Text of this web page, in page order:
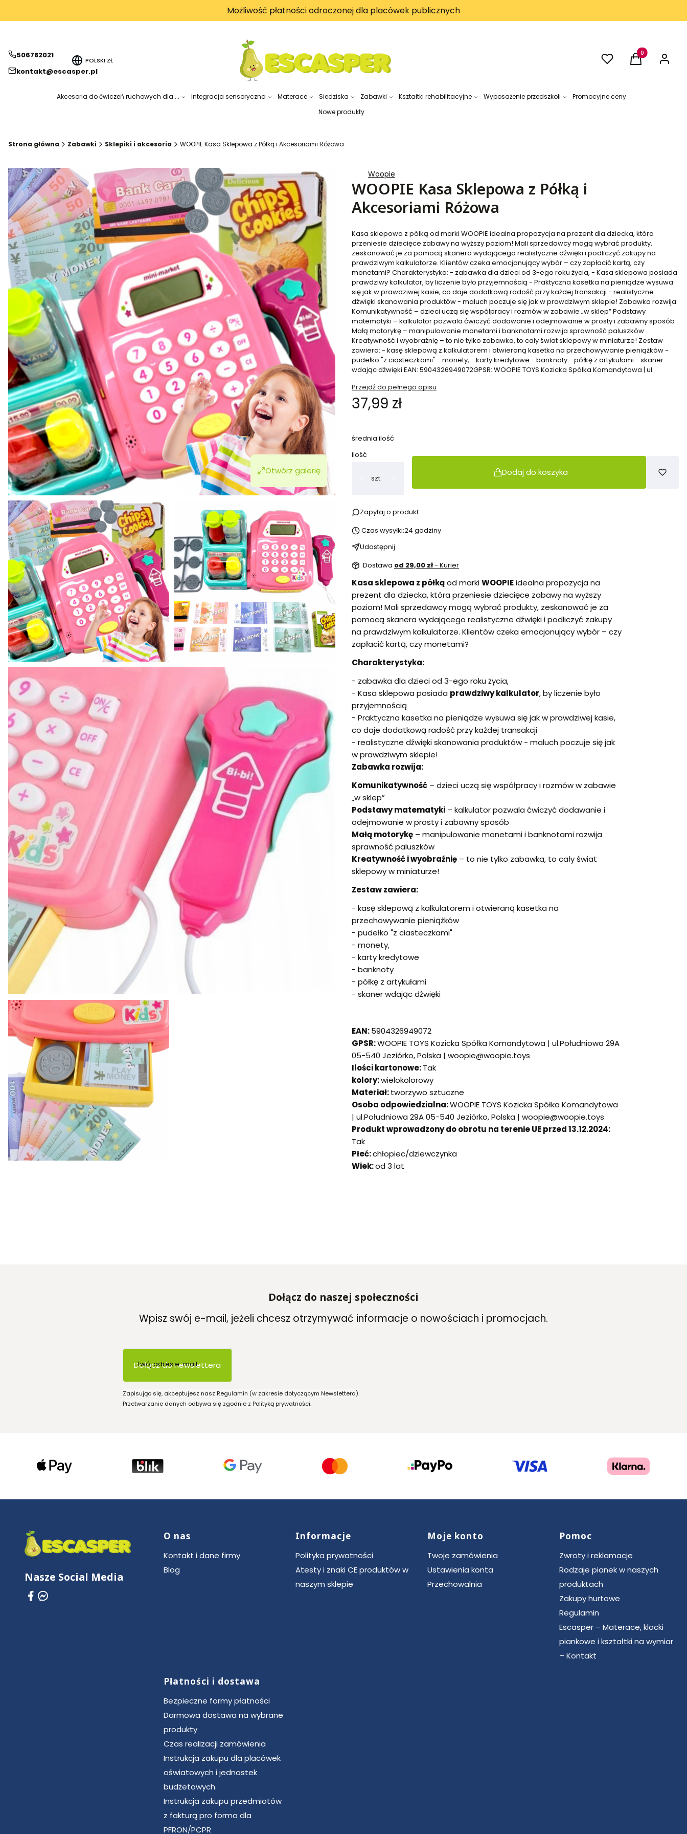
Możliwość płatności odroczonej dla placówek publicznych
506782021
kontakt@escasper.pl
POLSKI ZŁ UlubioneProdukty w
Koszyk Zaloguj
Akcesoria do ćwiczeń ruchowych dla ... Integracja sensoryczna Materace Siedziska Zabawki Kształtki rehabilitacyjne Wyposażenie przedszkoli
Promocyjne ceny
Nowe produkty
Strona główna Zabawki Sklepiki i akcesoria WOOPIE Kasa Sklepowa z Półką i Akcesoriami Różowa
Otwórz galerię
Woopie
WOOPIE Kasa Sklepowa z Półką i
Akcesoriami Różowa
Kasa sklepowa z półką od marki WOOPIE idealna propozycja na prezent dla dziecka, która
przeniesie dziecięce zabawy na wyższy poziom! Mali sprzedawcy mogą wybrać produkty,
zeskanować je za pomocą skanera wydającego realistyczne dźwięki i podliczyć zakupy na
prawdziwym kalkulatorze. Klientów czeka emocjonujący wybór – czy zapłacić kartą, czy
monetami? Charakterystyka: - zabawka dla dzieci od 3-ego roku życia, - Kasa sklepowa posiada
prawdziwy kalkulator, by liczenie było przyjemnością - Praktyczna kasetka na pieniądze wysuwa
się jak w prawdziwej kasie, co daje dodatkową radość przy każdej transakcji - realistyczne
dźwięki skanowania produktów - maluch poczuje się jak w prawdziwym sklepie! Zabawka rozwija:
Komunikatywność – dzieci uczą się współpracy i rozmów w zabawie „w sklep” Podstawy
matematyki – kalkulator pozwala ćwiczyć dodawanie i odejmowanie w prosty i zabawny sposób
Małą motorykę – manipulowanie monetami i banknotami rozwija sprawność paluszków
Kreatywność i wyobraźnię – to nie tylko zabawka, to cały świat sklepowy w miniaturze! Zestaw
zawiera: - kasę sklepową z kalkulatorem i otwieraną kasetka na przechowywanie pieniążków -
pudełko "z ciasteczkami" - monety, - karty kredytowe - banknoty - półkę z artykułami - skaner
wdając dźwięki EAN: 5904326949072GPSR: WOOPIE TOYS Kozicka Spółka Komandytowa | ul.
Przejdź do pełnego opisu
Cena
37,99 zł
średnia ilość
Ilość
szt.
Dodaj do koszyka
Zapytaj o produkt
Czas wysyłki:24 godziny
Udostępnij
Dostawa od 29,00 zł- Kurier
Kasa sklepowa z półkąod markiWOOPIEidealna propozycja na
prezent dla dziecka, która przeniesie dziecięce zabawy na wyższy
poziom! Mali sprzedawcy mogą wybrać produkty, zeskanować je za
pomocą skanera wydającego realistyczne dźwięki i podliczyć zakupy
na prawdziwym kalkulatorze. Klientów czeka emocjonujący wybór – czy
zapłacić kartą, czy monetami?
Charakterystyka:
- zabawka dla dzieci od 3-ego roku życia,
- Kasa sklepowa posiada prawdziwy kalkulator, by liczenie było
przyjemnością
- Praktyczna kasetka na pieniądze wysuwa się jak w prawdziwej kasie,
co daje dodatkową radość przy każdej transakcji
- realistyczne dźwięki skanowania produktów - maluch poczuje się jak
w prawdziwym sklepie!
Zabawka rozwija:
Komunikatywność – dzieci uczą się współpracy i rozmów w zabawie
„w sklep”
Podstawy matematyki – kalkulator pozwala ćwiczyć dodawanie i
odejmowanie w prosty i zabawny sposób
Małą motorykę – manipulowanie monetami i banknotami rozwija
sprawność paluszków
Kreatywność i wyobraźnię – to nie tylko zabawka, to cały świat
sklepowy w miniaturze!
Zestaw zawiera:
- kasę sklepową z kalkulatorem i otwieraną kasetka na
przechowywanie pieniążków
- pudełko "z ciasteczkami"
- monety,
- karty kredytowe
- banknoty
- półkę z artykułami
- skaner wdając dźwięki
EAN:5904326949072
GPSR:WOOPIE TOYS Kozicka Spółka Komandytowa | ul.Południowa 29A
05-540 Jeziórko, Polska | woopie@woopie.toys
Ilości kartonowe:Tak
kolory:wielokolorowy
Materiał:tworzywo sztuczne
Osoba odpowiedzialna:WOOPIE TOYS Kozicka Spółka Komandytowa
| ul.Południowa 29A 05-540 Jeziórko, Polska | woopie@woopie.toys
Produkt wprowadzony do obrotu na terenie UE przed 13.12.2024:
Tak
Płeć:chłopiec/dziewczynka
Wiek:od 3 lat
Dołącz do naszej społeczności
Wpisz swój e-mail, jeżeli chcesz otrzymywać informacje o nowościach i promocjach.
Twój adres e-mail
Dołącz do newslettera
Zapisując się, akceptujesz nasz Regulamin (w zakresie dotyczącym Newslettera).
Przetwarzanie danych odbywa się zgodnie z Polityką prywatności.
Nasze Social Media
Linki w stopce
O nas
Kontakt i dane firmy
Blog
Informacje
Polityka prywatności
Atesty i znaki CE produktów w
naszym sklepie
Moje konto
Twoje zamówienia
Ustawienia konta
Przechowalnia
Pomoc
Zwroty i reklamacje
Rodzaje pianek w naszych
produktach
Zakupy hurtowe
Regulamin
Escasper – Materace, klocki
piankowe i kształtki na wymiar
– Kontakt
Płatności i dostawa
Bezpieczne formy płatności
Darmowa dostawa na wybrane
produkty
Czas realizacji zamówienia
Instrukcja zakupu dla placówek
oświatowych i jednostek
budżetowych.
Instrukcja zakupu przedmiotów
z fakturą pro forma dla
PFRON/PCPR